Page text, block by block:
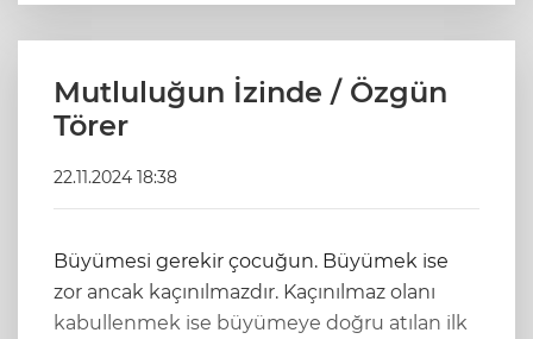
Mutluluğun İzinde / Özgün
Törer
22.11.2024 18:38
Büyümesi gerekir çocuğun. Büyümek ise
zor ancak kaçınılmazdır. Kaçınılmaz olanı
kabullenmek ise büyümeye doğru atılan ilk